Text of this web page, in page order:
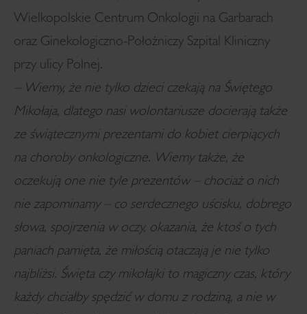
Wielkopolskie Centrum Onkologii na Garbarach
oraz Ginekologiczno-Położniczy Szpital Kliniczny
przy ulicy Polnej.
– Wiemy, że nie tylko dzieci czekają na Świętego
Mikołaja, dlatego nasi wolontariusze docierają także
ze świątecznymi prezentami do kobiet cierpiących
na choroby onkologiczne. Wiemy także, że
oczekują one nie tyle prezentów – chociaż o nich
nie zapominamy – co serdecznego uścisku, dobrego
słowa, spojrzenia w oczy, okazania, że ktoś o tych
paniach pamięta, że miłością otaczają je nie tylko
najbliżsi. Święta czy mikołajki to magiczny czas, który
każdy chciałby spędzić w domu z rodziną, a nie w